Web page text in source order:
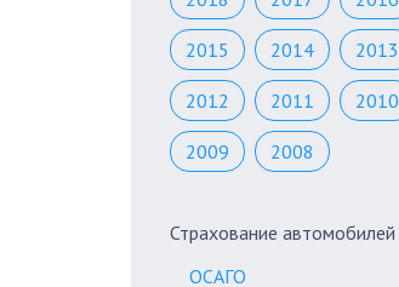
2015 2014 2013
2012 2011 2010
2009 2008
Страхование автомобилей
ОСАГО